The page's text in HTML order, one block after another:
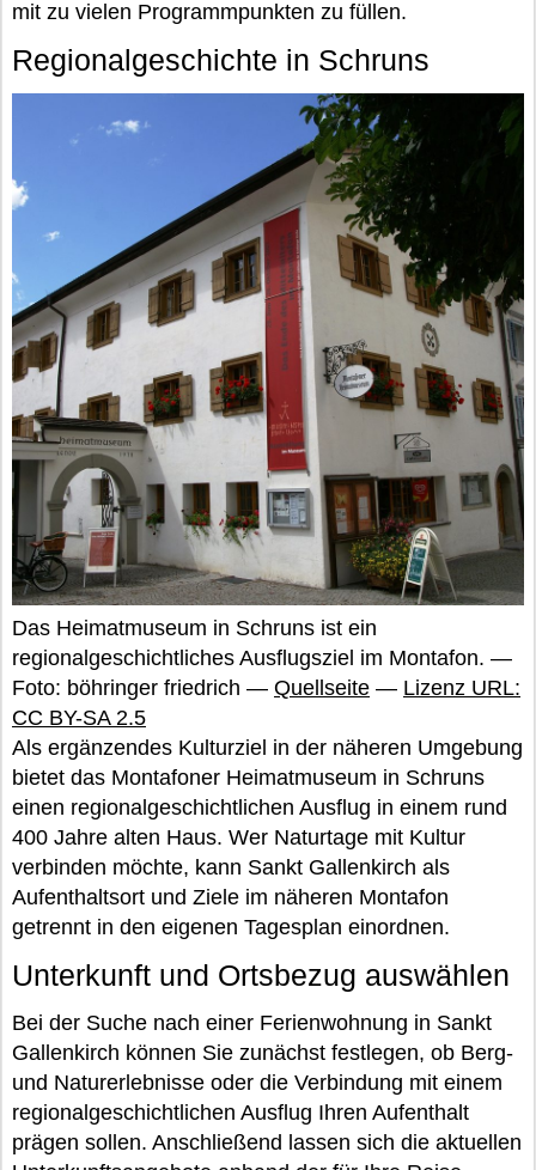
mit zu vielen Programmpunkten zu füllen.
Regionalgeschichte in Schruns
Das Heimatmuseum in Schruns ist ein
regionalgeschichtliches Ausflugsziel im Montafon. —
Foto: böhringer friedrich — Quellseite — Lizenz URL:
CC BY-SA 2.5
Als ergänzendes Kulturziel in der näheren Umgebung
bietet das Montafoner Heimatmuseum in Schruns
einen regionalgeschichtlichen Ausflug in einem rund
400 Jahre alten Haus. Wer Naturtage mit Kultur
verbinden möchte, kann Sankt Gallenkirch als
Aufenthaltsort und Ziele im näheren Montafon
getrennt in den eigenen Tagesplan einordnen.
Unterkunft und Ortsbezug auswählen
Bei der Suche nach einer Ferienwohnung in Sankt
Gallenkirch können Sie zunächst festlegen, ob Berg-
und Naturerlebnisse oder die Verbindung mit einem
regionalgeschichtlichen Ausflug Ihren Aufenthalt
prägen sollen. Anschließend lassen sich die aktuellen